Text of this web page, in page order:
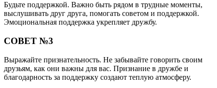
Будьте поддержкой. Важно быть рядом в трудные моменты,
выслушивать друг друга, помогать советом и поддержкой.
Эмоциональная поддержка укрепляет дружбу.
СОВЕТ №3
Выражайте признательность. Не забывайте говорить своим
друзьям, как они важны для вас. Признание в дружбе и
благодарность за поддержку создают теплую атмосферу.